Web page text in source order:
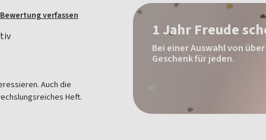
verfassen
Auch die
Heft.
1 Jahr Freude
Bei einer Auswahl von
Geschenk für jeden.